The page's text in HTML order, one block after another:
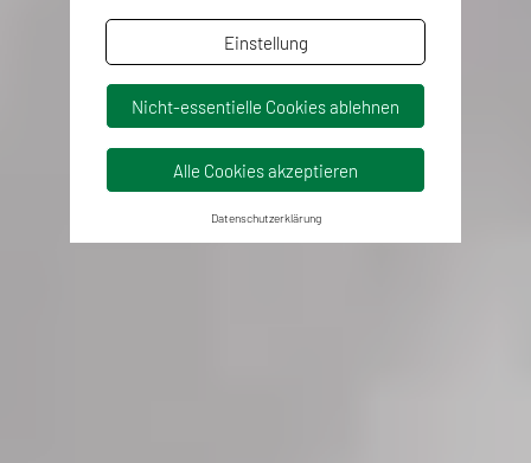
Einstellung
Nicht-essentielle Cookies ablehnen
Alle Cookies akzeptieren
Datenschutzerklärung